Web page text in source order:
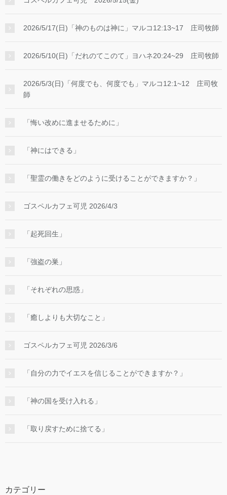
2026/5/17(日)「神のものは神に」マルコ12:13~17 庄司牧師
2026/5/10(日)「だれのてこのて」ヨハネ20:24~29 庄司牧師
2026/5/3(日)「何度でも、何度でも」マルコ12:1~12 庄司牧
師
「悔い改めに進ませるために」
「神にはできる」
「聖霊の働きをどのように受けることができますか？」
ゴスペルカフェ可児 2026/4/3
「起死回生」
「強盗の巣」
「それぞれの思惑」
「癒しよりも大切なこと」
ゴスペルカフェ可児 2026/3/6
「自分の力でイエスを信じることができますか？」
「神の国を受け入れる」
「取り戻すために捨てる」
カテゴリー